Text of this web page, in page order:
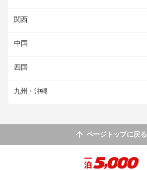
関西
中国
四国
九州・沖縄
ページトップに戻る